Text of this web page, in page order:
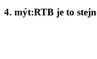
4. mýt:RTB je to